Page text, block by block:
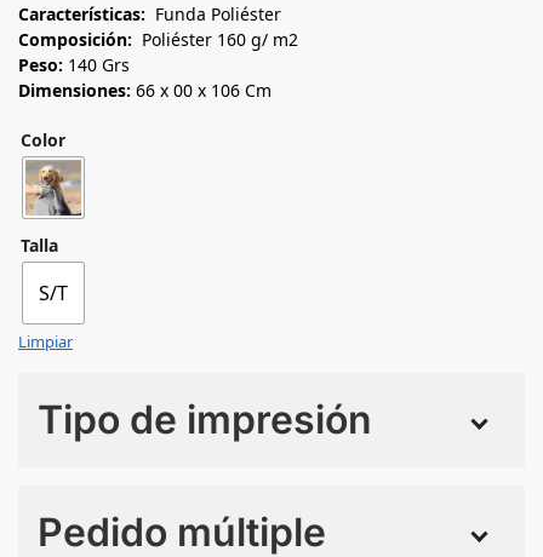
Características: Funda Poliéster
Composición: Poliéster 160 g/ m2
Peso: 140 Grs
Dimensiones: 66 x 00 x 106 Cm
Color
Talla
S/T
Limpiar
Tipo de impresión
Pedido múltiple